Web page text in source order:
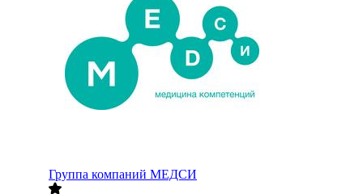
Группа компаний МЕДСИ